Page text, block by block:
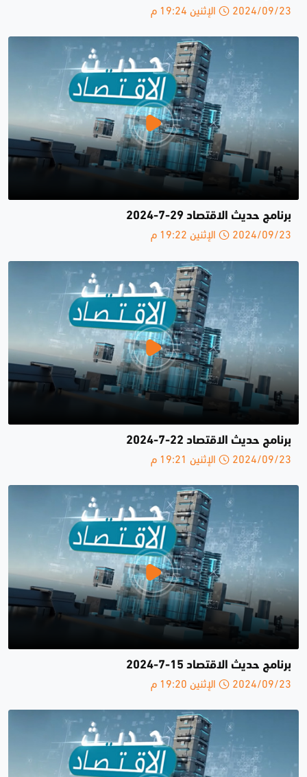
2024/09/23 الإثنين 19:24 م
برنامج حديث الاقتصاد 29-7-2024
2024/09/23 الإثنين 19:22 م
برنامج حديث الاقتصاد 22-7-2024
2024/09/23 الإثنين 19:21 م
برنامج حديث الاقتصاد 15-7-2024
2024/09/23 الإثنين 19:20 م